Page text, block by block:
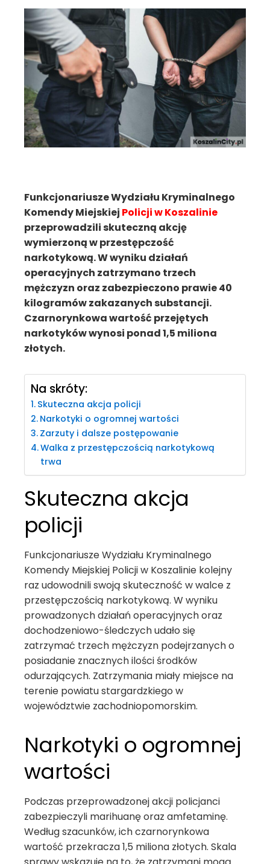
Funkcjonariusze Wydziału Kryminalnego
Komendy Miejskiej Policji w Koszalinie
przeprowadzili skuteczną akcję
wymierzoną w przestępczość
narkotykową. W wyniku działań
operacyjnych zatrzymano trzech
mężczyzn oraz zabezpieczono prawie 40
kilogramów zakazanych substancji.
Czarnorynkowa wartość przejętych
narkotyków wynosi ponad 1,5 miliona
złotych.
Na skróty:
Skuteczna akcja policji
Narkotyki o ogromnej wartości
Zarzuty i dalsze postępowanie
Walka z przestępczością narkotykową
trwa
Skuteczna akcja
policji
Funkcjonariusze Wydziału Kryminalnego
Komendy Miejskiej Policji w Koszalinie kolejny
raz udowodnili swoją skuteczność w walce z
przestępczością narkotykową. W wyniku
prowadzonych działań operacyjnych oraz
dochodzeniowo-śledczych udało się
zatrzymać trzech mężczyzn podejrzanych o
posiadanie znacznych ilości środków
odurzających. Zatrzymania miały miejsce na
terenie powiatu stargardzkiego w
województwie zachodniopomorskim.
Narkotyki o ogromnej
wartości
Podczas przeprowadzonej akcji policjanci
zabezpieczyli marihuanę oraz amfetaminę.
Według szacunków, ich czarnorynkowa
wartość przekracza 1,5 miliona złotych. Skala